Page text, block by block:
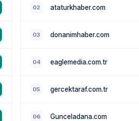
02 ataturkhaber.com
03 donanimhaber.com
04 eaglemedia.com.tr
05 gercektaraf.com.tr
06 Gunceladana.com